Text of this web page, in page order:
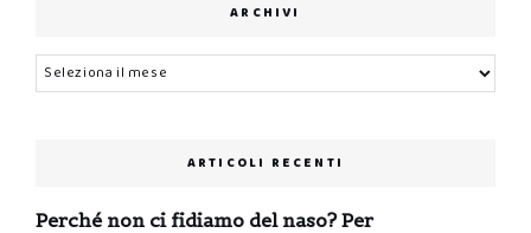
ARCHIVI
Archivi
ARTICOLI RECENTI
Perché non ci fidiamo del naso? Per